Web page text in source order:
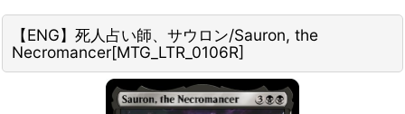
【ENG】死人占い師、サウロン/Sauron, the
Necromancer[MTG_LTR_0106R]